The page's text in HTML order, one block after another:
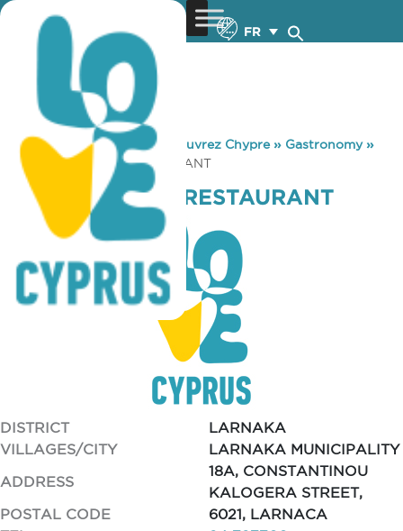
FR
You are here: Home »Découvrez Chypre» Gastronomy»
SHOOTERS BAR RESTAURANT
SHOOTERS BAR RESTAURANT
DISTRICT
LARNAKA
VILLAGES/CITY
LARNAKA MUNICIPALITY
ADDRESS
18A, CONSTANTINOU
KALOGERA STREET,
POSTAL CODE
6021, LARNACA